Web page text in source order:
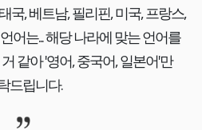
국, 베트남, 필리핀, 미국, 프랑스,
어는... 해당 나라에 맞는 언어를
같아 '영어, 중국어, 일본어'만
드립니다.